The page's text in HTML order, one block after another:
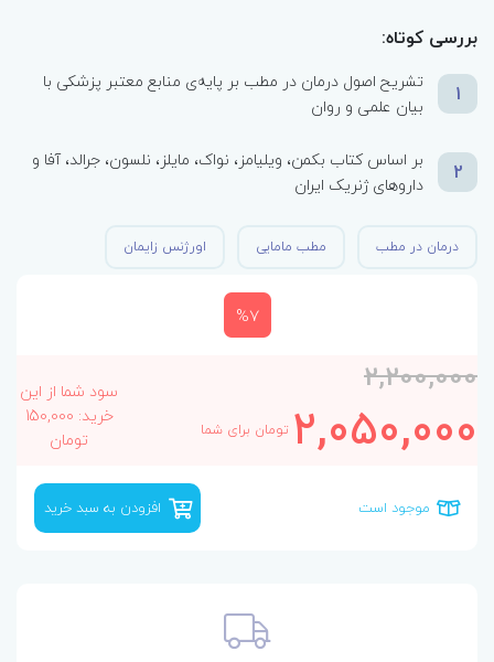
بررسی کوتاه:
1
تشریح اصول درمان در مطب بر پایه‌ی منابع معتبر پزشکی با
بیان علمی و روان
2
بر اساس کتاب بکمن، ویلیامز، نواک، مایلز، نلسون، جرالد، آفا و
داروهای ژنریک ایران
درمان در مطب مطب مامایی اورژنس زایمان
%7
2,200,000
2,050,000 تومان برای شما
سود شما از این
خرید: 150,000
تومان
موجود است افزودن به سبد خرید